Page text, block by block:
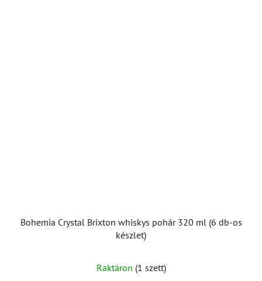
Bohemia Crystal Brixton whiskys pohár 320 ml (6 db-os
készlet)
Raktáron (1 szett)